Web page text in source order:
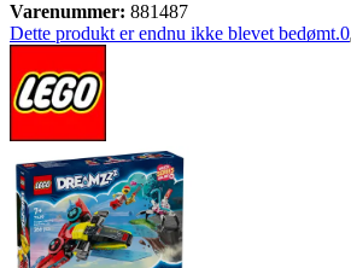
Varenummer: 881487
Dette produkt er endnu ikke blevet bedømt.0